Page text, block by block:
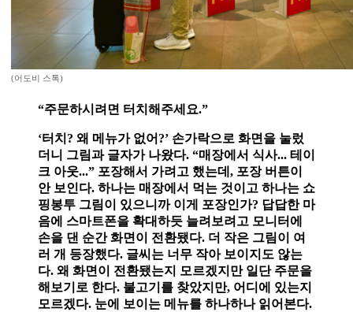
(어도비 스톡)
“주문하시려면 터치해주세요.”
‘터치? 왜 메뉴가 없어?’ 손가락으로 화면을 눌렀
더니 그림과 글자가 나왔다. “매장에서 식사... 테이
크 아웃...” 포장해서 가려고 했는데, 포장 버튼이
안 보인다. 하나는 매장에서 먹는 것이고 하나는 쇼
핑봉투 그림이 있으니까 이게 포장인가? 답답한 마
음에 스마트폰을 확대하듯 늘려보려고 모니터에
손을 댄 순간 화면이 전환됐다. 더 작은 그림이 여
러 개 등장했다. 글씨는 너무 작아 보이지도 않는
다. 왜 화면이 전환됐는지 모르겠지만 일단 주문을
해보기로 한다. 불고기를 찾았지만, 어디에 있는지
모르겠다. 눈에 보이는 메뉴를 하나하나 읽어본다.